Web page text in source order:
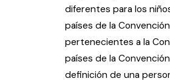
diferentes para los
países de la
pertenecientes a la
países de la
definición de una